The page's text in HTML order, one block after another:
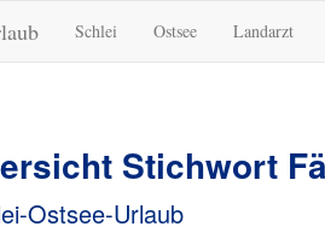
Schlei Ostsee Landarzt
Stichwort
Ostsee-Urlaub